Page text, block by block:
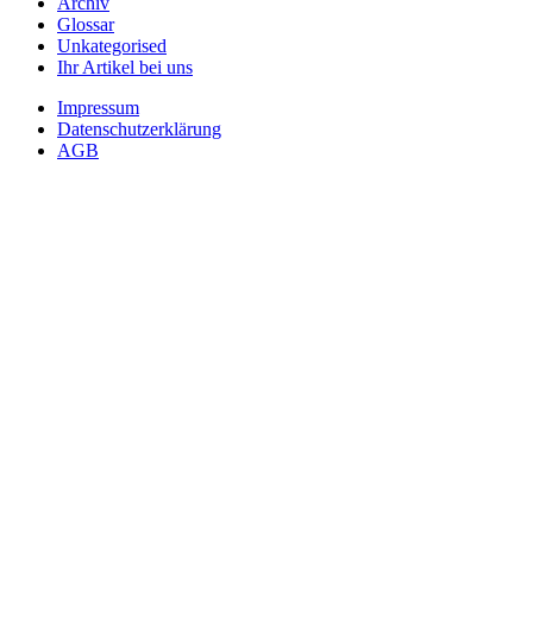
Glossar
Unkategorised
Ihr Artikel bei uns
Impressum
Datenschutzerklärung
AGB